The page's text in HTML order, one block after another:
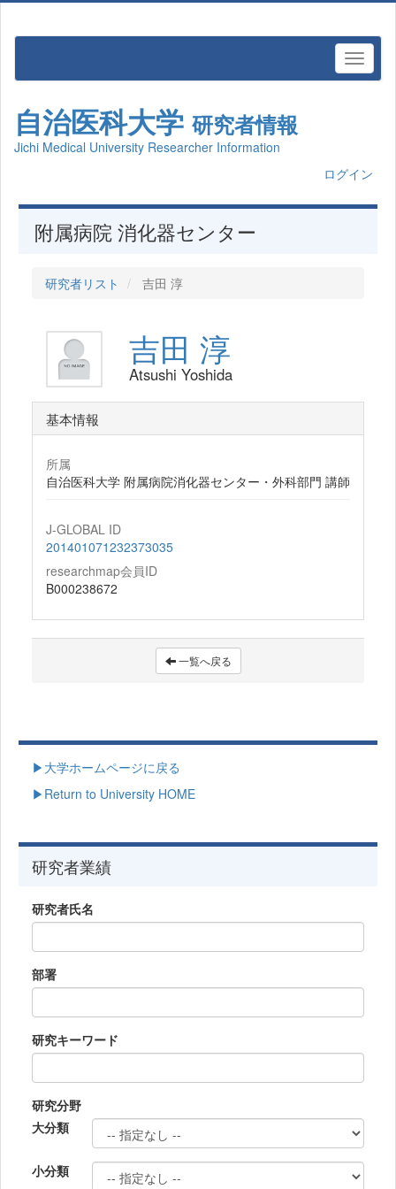
自治医科大学 研究者情報
Jichi Medical University Researcher Information
ログイン
附属病院 消化器センター
研究者リスト 吉田 淳
吉田 淳
Atsushi Yoshida
基本情報
所属
自治医科大学 附属病院消化器センター・外科部門 講師
J-GLOBAL ID
201401071232373035
researchmap会員ID
B000238672
一覧へ戻る
▶大学ホームページに戻る
▶Return to University HOME
研究者業績
研究者氏名
部署
研究キーワード
研究分野
大分類
小分類